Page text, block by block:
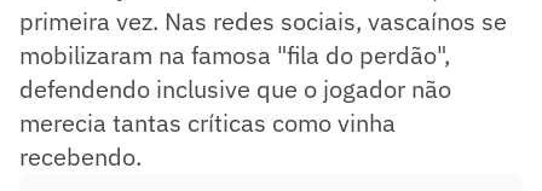
primeira vez. Nas redes sociais, vascaínos se
mobilizaram na famosa "fila do perdão",
defendendo inclusive que o jogador não
merecia tantas críticas como vinha
recebendo.